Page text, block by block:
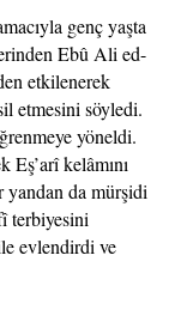
genç yaşta
Ebû Ali ed-
etkilenerek
etmesini söyledi.
yöneldi.
kelâmını
da mürşidi
terbiyesini
evlendirdi ve